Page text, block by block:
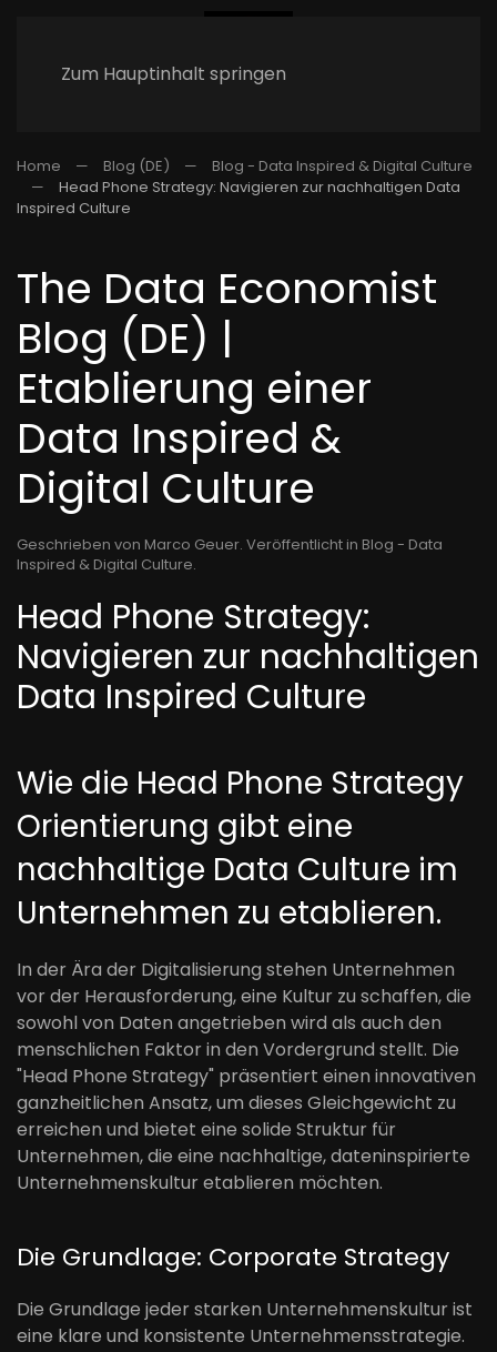
Zum Hauptinhalt springen
Home Blog (DE)
Blog - Data Inspired & Digital Culture
Head Phone Strategy: Navigieren zur nachhaltigen Data
Inspired Culture
The Data Economist
Blog (DE) |
Etablierung einer
Data Inspired &
Digital Culture
Geschrieben von Marco Geuer. Veröffentlicht in Blog - Data
Inspired & Digital Culture.
Head Phone Strategy:
Navigieren zur nachhaltigen
Data Inspired Culture
Wie die Head Phone Strategy
Orientierung gibt eine
nachhaltige Data Culture im
Unternehmen zu etablieren.
In der Ära der Digitalisierung stehen Unternehmen
vor der Herausforderung, eine Kultur zu schaffen, die
sowohl von Daten angetrieben wird als auch den
menschlichen Faktor in den Vordergrund stellt. Die
"Head Phone Strategy" präsentiert einen innovativen
ganzheitlichen Ansatz, um dieses Gleichgewicht zu
erreichen und bietet eine solide Struktur für
Unternehmen, die eine nachhaltige, dateninspirierte
Unternehmenskultur etablieren möchten.
Die Grundlage: Corporate Strategy
Die Grundlage jeder starken Unternehmenskultur ist
eine klare und konsistente Unternehmensstrategie.